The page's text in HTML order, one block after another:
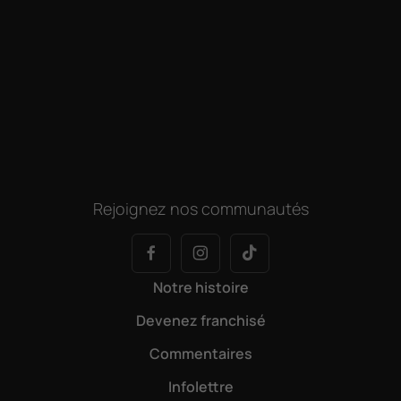
Rejoignez nos communautés
Notre histoire
Devenez franchisé
Commentaires
Infolettre